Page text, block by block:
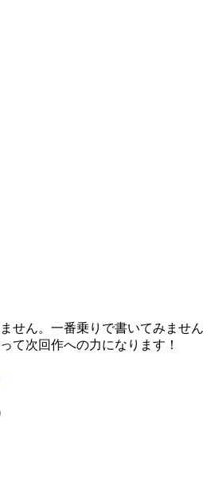
せん。一番乗りで書いてみませ
て次回作への力になります！